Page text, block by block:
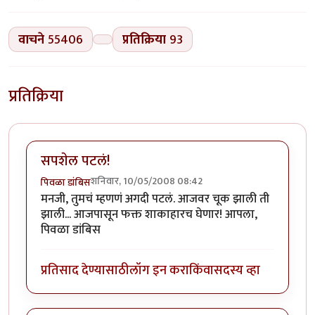
वाचने55406 प्रतिक्रिया 93
प्रतिक्रिया
सपशेल पटलं!
पिवळा डांबिसशनिवार, 10/05/2008 08:42
मनजी, तुमचं म्हणणं अगदी पटलं. आजवर चूक झाली ती
झाली... आजपासून फक्त शाकाहारच घेणार! आपला,
पिवळा डांबिस
प्रतिसाद देण्यासाठीलॉग इन कराकिंवासदस्य व्हा